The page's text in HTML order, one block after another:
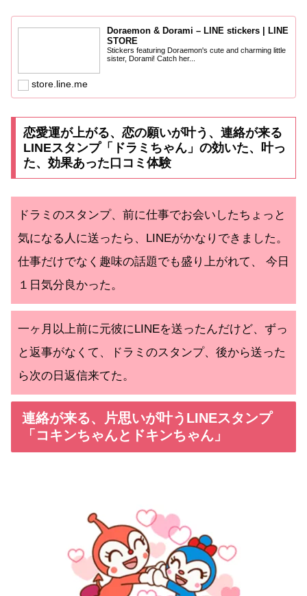
Doraemon & Dorami – LINE stickers | LINE
STORE
Stickers featuring Doraemon's cute and charming little
sister, Dorami! Catch her...
store.line.me
恋愛運が上がる、恋の願いが叶う、連絡が来る
LINEスタンプ「ドラミちゃん」の効いた、叶っ
た、効果あった口コミ体験
ドラミのスタンプ、前に仕事でお会いしたちょっと
気になる人に送ったら、LINEがかなりできました。
仕事だけでなく趣味の話題でも盛り上がれて、 今日
１日気分良かった。
一ヶ月以上前に元彼にLINEを送ったんだけど、ずっ
と返事がなくて、ドラミのスタンプ、後から送った
ら次の日返信来てた。
連絡が来る、片思いが叶うLINEスタンプ
「コキンちゃんとドキンちゃん」